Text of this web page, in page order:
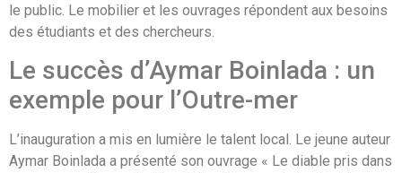
le public. Le mobilier et les ouvrages répondent aux besoins
des étudiants et des chercheurs.
Le succès d’Aymar Boinlada : un
exemple pour l’Outre-mer
L’inauguration a mis en lumière le talent local. Le jeune auteur
Aymar Boinlada a présenté son ouvrage « Le diable pris dans